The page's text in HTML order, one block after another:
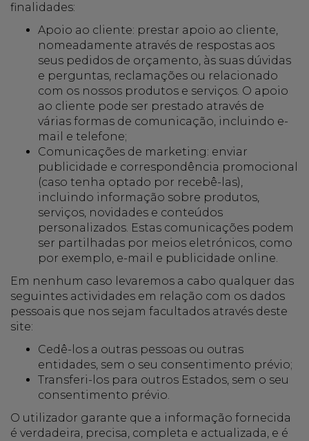
finalidades:
Apoio ao cliente: prestar apoio ao cliente,
nomeadamente através de respostas aos
seus pedidos de orçamento, às suas dúvidas
e perguntas, reclamações ou relacionado
com os nossos produtos e serviços. O apoio
ao cliente pode ser prestado através de
várias formas de comunicação, incluindo e-
mail e telefone;
Comunicações de marketing: enviar
publicidade e correspondência promocional
(caso tenha optado por recebê-las),
incluindo informação sobre produtos,
serviços, novidades e conteúdos
personalizados. Estas comunicações podem
ser partilhadas por meios eletrónicos, como
por exemplo, e-mail e publicidade online.
Em nenhum caso levaremos a cabo qualquer das
seguintes actividades em relação com os dados
pessoais que nos sejam facultados através deste
site:
Cedê-los a outras pessoas ou outras
entidades, sem o seu consentimento prévio;
Transferi-los para outros Estados, sem o seu
consentimento prévio.
O utilizador garante que a informação fornecida
é verdadeira, precisa, completa e actualizada, e é